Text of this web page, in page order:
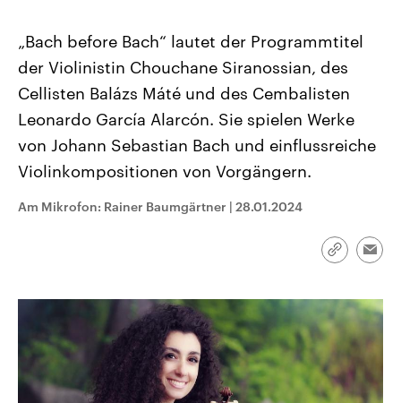
Landtagswahl Sachsen-Anhalt
Alle Informationen
Sachsen-Anhalt wählt am 6.
September 2026 einen neuen
Landtag. Seit 2021 wird das
Bundesland von einer Koalition aus
Umfragen, Prognosen,
USA
Hintergründe
Wirtschaftlich und
gehören die Vereinigten
den mächtigsten Ländern
mit großem Einfluss auf
„Bach before Bach“ lautet der Programmtitel
der Violinistin Chouchane Siranossian, des
Cellisten Balázs Máté und des Cembalisten
Leonardo García Alarcón. Sie spielen Werke
von Johann Sebastian Bach und einflussreiche
Violinkompositionen von Vorgängern.
Am Mikrofon: Rainer Baumgärtner | 28.01.2024
Link